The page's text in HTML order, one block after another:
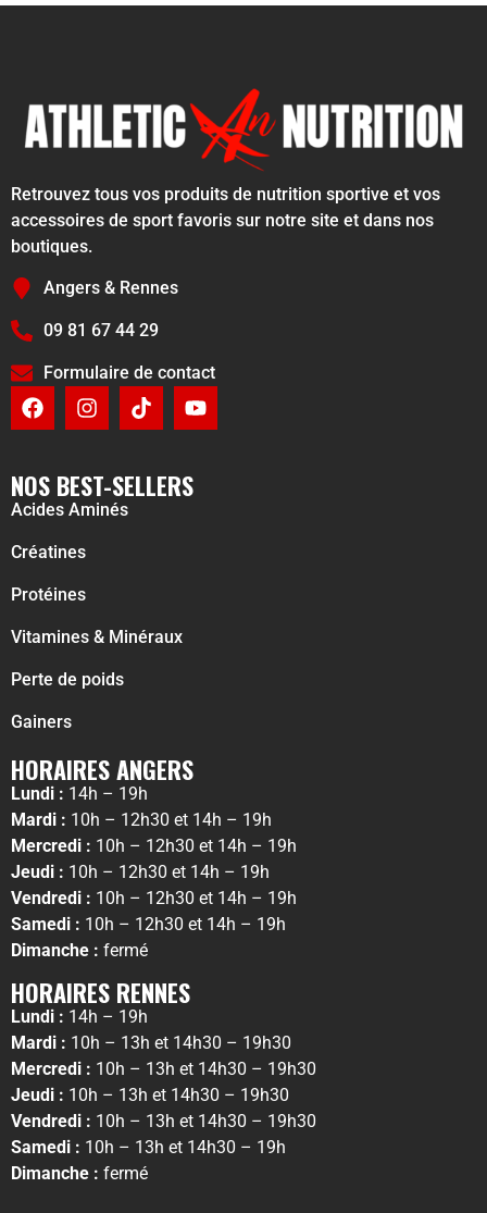
Retrouvez tous vos produits de nutrition sportive et vos
accessoires de sport favoris sur notre site et dans nos
boutiques.
Angers & Rennes
09 81 67 44 29
Formulaire de contact
NOS BEST-SELLERS
Acides Aminés
Créatines
Protéines
Vitamines & Minéraux
Perte de poids
Gainers
HORAIRES ANGERS
Lundi : 14h – 19h
Mardi : 10h – 12h30 et 14h – 19h
Mercredi : 10h – 12h30 et 14h – 19h
Jeudi : 10h – 12h30 et 14h – 19h
Vendredi : 10h – 12h30 et 14h – 19h
Samedi : 10h – 12h30 et 14h – 19h
Dimanche : fermé
HORAIRES RENNES
Lundi : 14h – 19h
Mardi : 10h – 13h et 14h30 – 19h30
Mercredi : 10h – 13h et 14h30 – 19h30
Jeudi : 10h – 13h et 14h30 – 19h30
Vendredi : 10h – 13h et 14h30 – 19h30
Samedi : 10h – 13h et 14h30 – 19h
Dimanche : fermé